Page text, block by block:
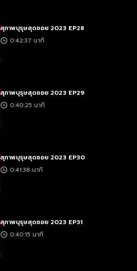
สุภาพบุรุษสุดซอย 2023 EP28
0:42:37 นาที
สุภาพบุรุษสุดซอย 2023 EP29
0:40:25 นาที
สุภาพบุรุษสุดซอย 2023 EP30
0:41:38 นาที
สุภาพบุรุษสุดซอย 2023 EP31
0:40:15 นาที